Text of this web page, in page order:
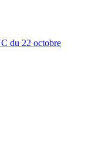
du 22 octobre